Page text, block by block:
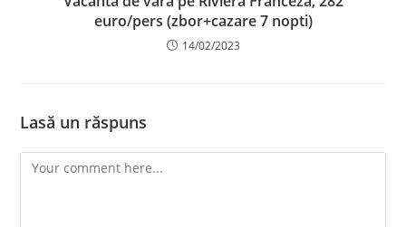
euro/pers (zbor+cazare 7 nopti)
14/02/2023
Lasă un răspuns
Comment